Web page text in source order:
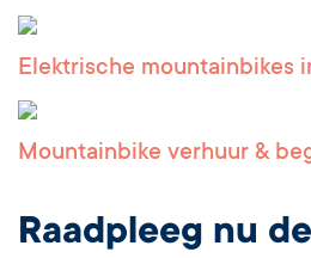
Elektrische mountainbikes
Mountainbike verhuur &
Raadpleeg nu